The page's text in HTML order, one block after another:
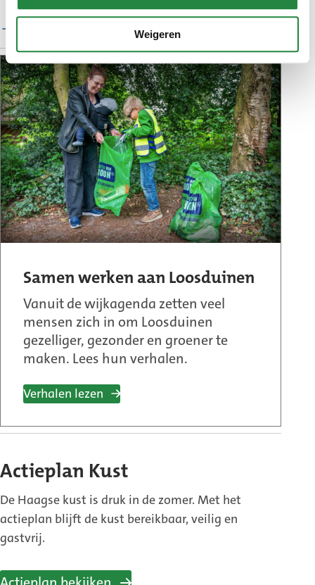
Weigeren
Samen werken aan Loosduinen
Vanuit de wijkagenda zetten veel
mensen zich in om Loosduinen
gezelliger, gezonder en groener te
maken. Lees hun verhalen.
Verhalen lezen
Actieplan Kust
De Haagse kust is druk in de zomer. Met het
actieplan blijft de kust bereikbaar, veilig en
gastvrij.